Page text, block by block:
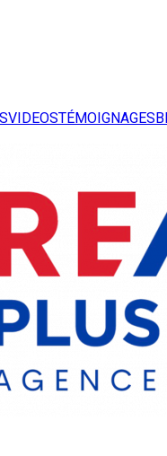
VIDEOSTÉMOIGNAGES